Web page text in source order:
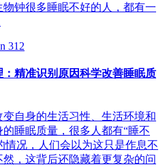
钟很多睡眠不好的人，都有一
312
精准识别原因科学改善睡眠质
自身的生活习性、生活环境和
睡眠质量，很多人都有“睡不
情况，人们会以为这只是作息不
，这背后还隐藏着更复杂的问